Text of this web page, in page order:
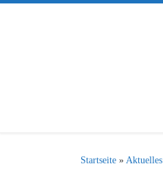
Startseite »Aktuelles